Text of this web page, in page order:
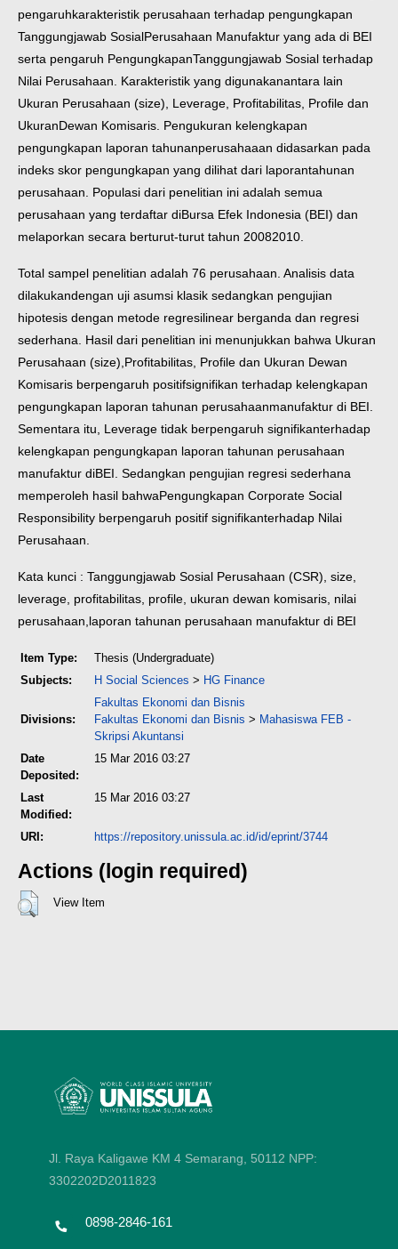
pengaruhkarakteristik perusahaan terhadap pengungkapan
Tanggungjawab SosialPerusahaan Manufaktur yang ada di BEI
serta pengaruh PengungkapanTanggungjawab Sosial terhadap
Nilai Perusahaan. Karakteristik yang digunakanantara lain
Ukuran Perusahaan (size), Leverage, Profitabilitas, Profile dan
UkuranDewan Komisaris. Pengukuran kelengkapan
pengungkapan laporan tahunanperusahaaan didasarkan pada
indeks skor pengungkapan yang dilihat dari laporantahunan
perusahaan. Populasi dari penelitian ini adalah semua
perusahaan yang terdaftar diBursa Efek Indonesia (BEI) dan
melaporkan secara berturut-turut tahun 20082010.
Total sampel penelitian adalah 76 perusahaan. Analisis data
dilakukandengan uji asumsi klasik sedangkan pengujian
hipotesis dengan metode regresilinear berganda dan regresi
sederhana. Hasil dari penelitian ini menunjukkan bahwa Ukuran
Perusahaan (size), Profitabilitas, Profile dan Ukuran Dewan
Komisaris berpengaruh positifsignifikan terhadap kelengkapan
pengungkapan laporan tahunan perusahaanmanufaktur di BEI.
Sementara itu, Leverage tidak berpengaruh signifikanterhadap
kelengkapan pengungkapan laporan tahunan perusahaan
manufaktur diBEI. Sedangkan pengujian regresi sederhana
memperoleh hasil bahwaPengungkapan Corporate Social
Responsibility berpengaruh positif signifikanterhadap Nilai
Perusahaan.
Kata kunci : Tanggungjawab Sosial Perusahaan (CSR), size,
leverage, profitabilitas, profile, ukuran dewan komisaris, nilai
perusahaan, laporan tahunan perusahaan manufaktur di BEI
Item Type:
Thesis (Undergraduate)
Subjects:
H Social Sciences > HG Finance
Divisions:
Fakultas Ekonomi dan Bisnis
Fakultas Ekonomi dan Bisnis > Mahasiswa FEB -
Skripsi Akuntansi
Date
Deposited:
15 Mar 2016 03:27
Last
Modified:
15 Mar 2016 03:27
URI: https://repository.unissula.ac.id/id/eprint/3744
Actions (login required)
View Item
Jl. Raya Kaligawe KM 4 Semarang, 50112 NPP:
3302202D2011823
0898-2846-161